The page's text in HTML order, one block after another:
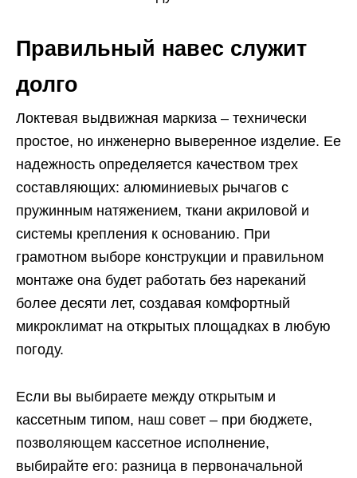
Правильный навес служит
долго
Локтевая выдвижная маркиза – технически
простое, но инженерно выверенное изделие. Ее
надежность определяется качеством трех
составляющих: алюминиевых рычагов с
пружинным натяжением, ткани акриловой и
системы крепления к основанию. При
грамотном выборе конструкции и правильном
монтаже она будет работать без нареканий
более десяти лет, создавая комфортный
микроклимат на открытых площадках в любую
погоду.
Если вы выбираете между открытым и
кассетным типом, наш совет – при бюджете,
позволяющем кассетное исполнение,
выбирайте его: разница в первоначальной